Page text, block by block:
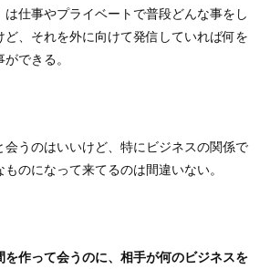
は仕事やプライベートで普段どんな事をし
、それを外に向けて発信していれば何を
できる。
会うのはいいけど、特にビジネスの関係で
のになって来てるのは間違いない。
作って会うのに、相手が何のビジネスを